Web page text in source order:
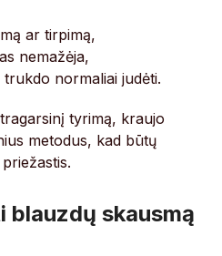
ar tirpimą,
nemažėja,
normaliai judėti.
tyrimą, kraujo
metodus, kad būtų
blauzdų skausmą